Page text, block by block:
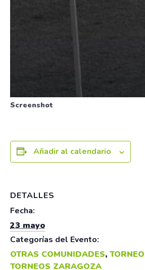
Screenshot
Añadir al calendario
DETALLES
Fecha:
23 mayo
Categorías del Evento:
OTRAS COMUNIDADES,
TORNEOS ZARAGOZA